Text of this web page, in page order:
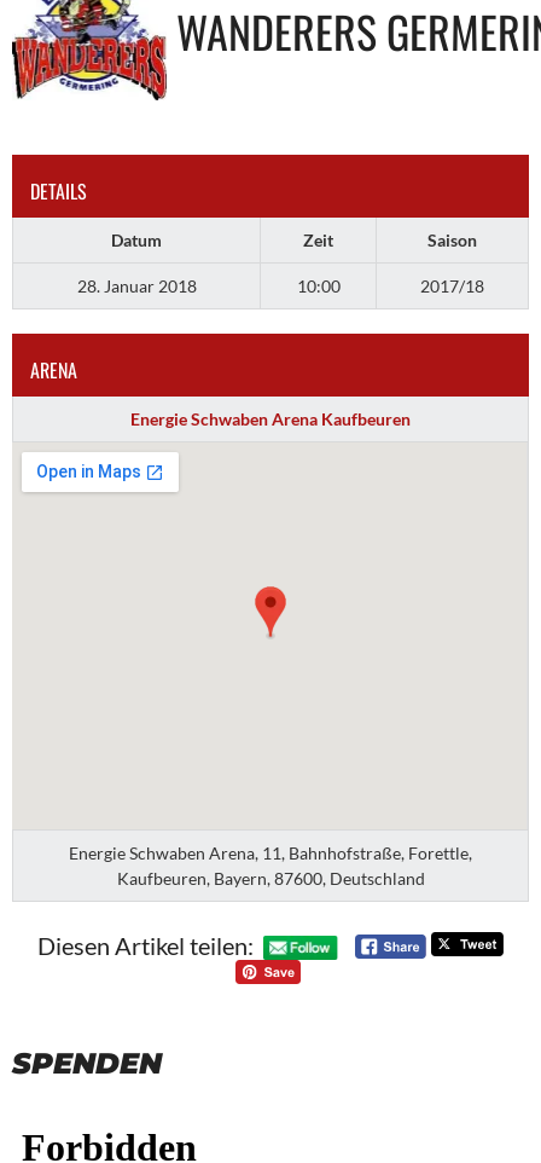
WANDERERS
DETAILS
Datum Zeit Saison
28. Januar 2018 10:00 2017/18
ARENA
Energie Schwaben Arena Kaufbeuren
Energie Schwaben Arena, 11, Bahnhofstraße, Forettle,
Kaufbeuren, Bayern, 87600, Deutschland
Diesen Artikel teilen:
SPENDEN